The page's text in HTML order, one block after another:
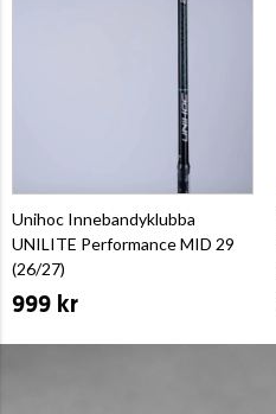
Unihoc Innebandyklubba
UNILITE Performance MID 29
(26/27)
999 kr